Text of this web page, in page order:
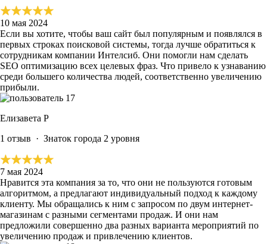
10 мая 2024
Если вы хотите, чтобы ваш сайт был популярным и появлялся в
первых строках поисковой системы, тогда лучше обратиться к
сотрудникам компании Интелсиб. Они помогли нам сделать
SEO оптимизацию всех целевых фраз. Что привело к узнаванию
среди большего количества людей, соответственно увеличению
прибыли.
Елизавета Р
1 отзыв · Знаток города 2 уровня
7 мая 2024
Нравится эта компания за то, что они не пользуются готовым
алгоритмом, а предлагают индивидуальный подход к каждому
клиенту. Мы обращались к ним с запросом по двум интернет-
магазинам с разными сегментами продаж. И они нам
предложили совершенно два разных варианта мероприятий по
увеличению продаж и привлечению клиентов.